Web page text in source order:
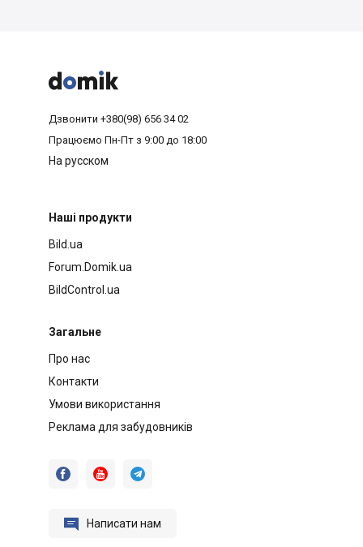



Дзвонити +380(98) 656 34 02
Працюємо Пн-Пт з 9:00 до 18:00
На русском
Наші продукти
Bild.ua
Forum.Domik.ua
BildControl.ua
Загальне
Про нас
Контакти
Умови використання
Реклама для забудовників
  
 Написати нам